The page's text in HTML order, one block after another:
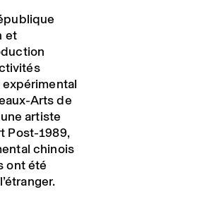
et
expérimental
Arts de
artiste
Post-1989,
chinois
ont été